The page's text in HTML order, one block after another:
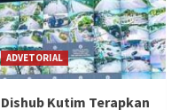
ADVETORIAL
Dishub Kutim Terapkan